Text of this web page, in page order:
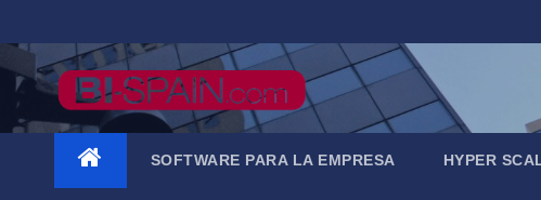
al
contenido
SOFTWARE PARA LA EMPRESA HYPER